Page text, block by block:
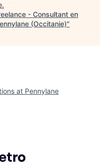
.
- Consultant en
(Occitanie)"
at Pennylane
Getro.com